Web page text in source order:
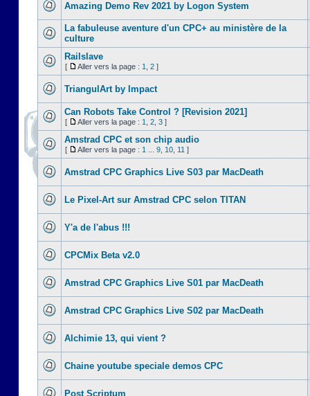
Amazing Demo Rev 2021 by Logon System
La fabuleuse aventure d'un CPC+ au ministère de la
culture
Railslave
[ Aller vers la page : 1 2 ]
TriangulArt by Impact
Can Robots Take Control ? [Revision 2021]
[ Aller vers la page : 1 2 3 ]
Amstrad CPC et son chip audio
[ Aller vers la page : 1 9 10 11 ]
Amstrad CPC Graphics Live S03 par MacDeath
Le Pixel-Art sur Amstrad CPC selon TITAN
Y'a de l'abus !!!
CPCMix Beta v2.0
Amstrad CPC Graphics Live S01 par MacDeath
Amstrad CPC Graphics Live S02 par MacDeath
Alchimie 13, qui vient ?
Chaine youtube speciale demos CPC
Post Scriptum